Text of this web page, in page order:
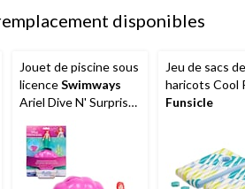
disponibles
Jouet de piscine sous
licenceSwimways
Ariel Dive N' Surprise,
Jeu de sacs de
haricots Cool
Funsicle